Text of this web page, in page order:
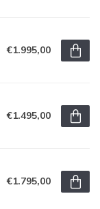
€1.995,00
€1.495,00
€1.795,00